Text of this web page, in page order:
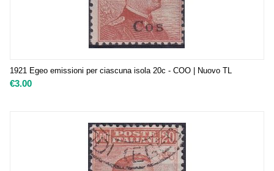
1921 Egeo emissioni per ciascuna isola 20c - COO | Nuovo TL
€3.00